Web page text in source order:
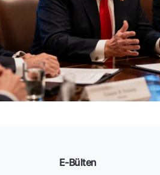
E-Bülten